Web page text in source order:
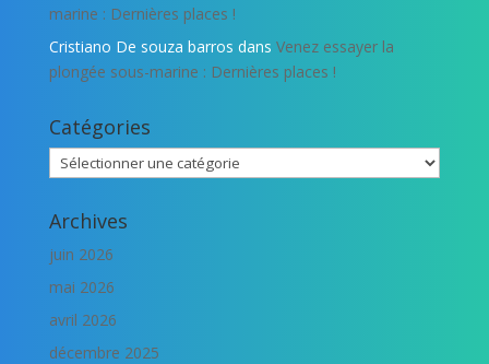
marine : Dernières places !
Cristiano De souza barros dans Venez essayer la
plongée sous-marine : Dernières places !
Catégories
Catégories
Archives
juin 2026
mai 2026
avril 2026
décembre 2025